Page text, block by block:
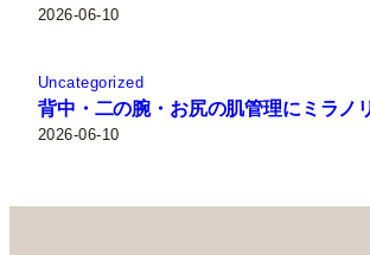
2026-06-10
Uncategorized
背中・二の腕・お尻の肌管理にミラノ
2026-06-10